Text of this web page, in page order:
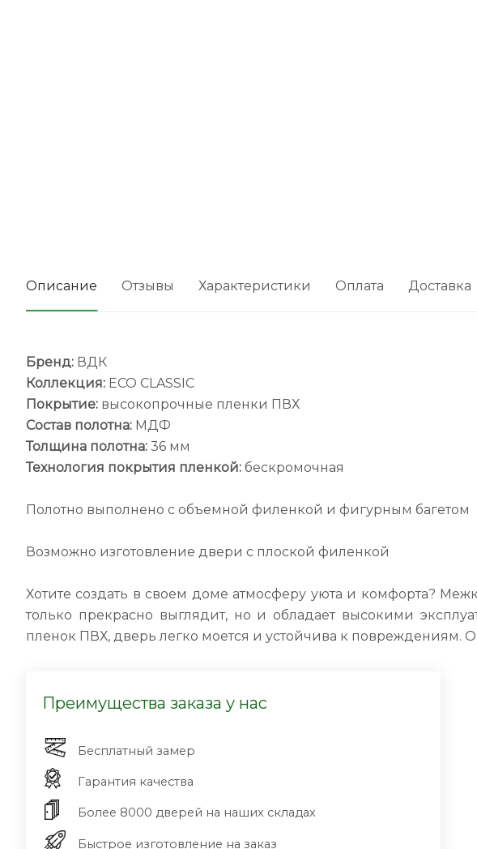
Описание Отзывы Характеристики Оплата Доставка
Бренд: ВДК
Коллекция: ECO CLASSIC
Покрытие: высокопрочные пленки ПВХ
Состав полотна: МДФ
Толщина полотна: 36 мм
Технология покрытия пленкой: бескромочная
Полотно выполнено с объемной филенкой и фигурным багетом
Возможно изготовление двери с плоской филенкой
Хотите создать в своем доме атмосферу уюта и комфорта?
только прекрасно выглядит, но и обладает высокими
пленок ПВХ, дверь легко моется и устойчива к
Преимущества заказа у нас
Бесплатный замер
Гарантия качества
Более 8000 дверей на наших складах
Быстрое изготовление на заказ